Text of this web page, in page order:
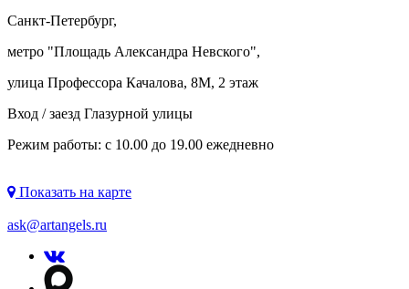
Санкт-Петербург,
метро "Площадь Александра Невского",
улица Профессора Качалова, 8М, 2 этаж
Вход / заезд Глазурной улицы
Режим работы: с 10.00 до 19.00 ежедневно
Показать на карте
ask@artangels.ru